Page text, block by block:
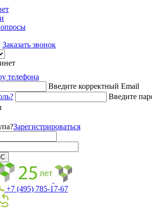
Заказать звонок
телефона
Введите корректный Email
Введите
Зарегистрироваться
+7 (495) 785-17-67